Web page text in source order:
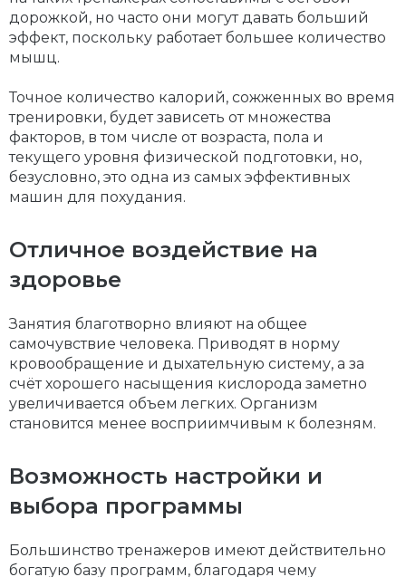
дорожкой, но часто они могут давать больший
эффект, поскольку работает большее количество
мышц.
Точное количество калорий, сожженных во время
тренировки, будет зависеть от множества
факторов, в том числе от возраста, пола и
текущего уровня физической подготовки, но,
безусловно, это одна из самых эффективных
машин для похудания.
Отличное воздействие на
здоровье
Занятия благотворно влияют на общее
самочувствие человека. Приводят в норму
кровообращение и дыхательную систему, а за
счёт хорошего насыщения кислорода заметно
увеличивается объем легких. Организм
становится менее восприимчивым к болезням.
Возможность настройки и
выбора программы
Большинство тренажеров имеют действительно
богатую базу программ, благодаря чему